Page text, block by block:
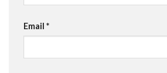
Email *